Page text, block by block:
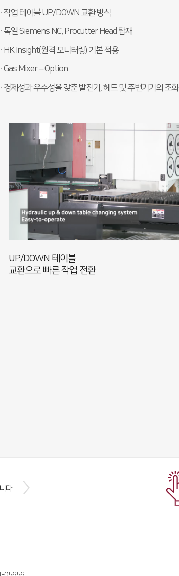
· 작업 테이블 UP/DOWN 교환 방식
· 독일 Siemens NC, Procutter Head 탑재
· HK Insight(원격 모니터링) 기본 적용
· Gas Mixer – Option
· 경제성과 우수성을 갖춘 발진기, 헤드 및 주변기기의 조화
UP/DOWN 테이블
교환으로 빠른 작업 전환
다.